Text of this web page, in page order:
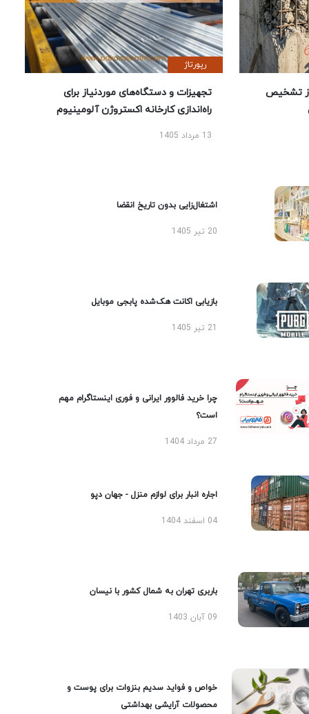
تشخیص
رپورتاژ
تجهیزات و دستگاه‌های موردنیاز برای
راه‌اندازی کارخانه اکستروژن آلومینیوم
13 مرداد 1405
اشتغال‌زایی بدون تاریخ انقضا
20 تیر 1405
بازیابی اکانت هک‌شده پابجی موبایل
چرا خرید فالوور ایرانی و فوری اینستاگرام مهم
است؟
27 مرداد 1404
اجاره انبار برای لوازم منزل - جهان دپو
04 اسفند 1404
باربری تهران به شمال کشور با نیسان
09 آبان 1403
خواص و فواید سدیم بنزوات برای پوست و
محصولات آرایشی بهداشتی